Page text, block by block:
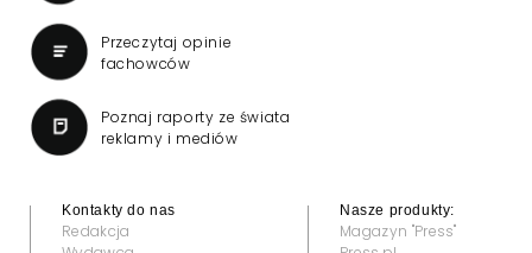
Przeczytaj opinie
fachowców
Poznaj raporty ze świata
reklamy i mediów
Kontakty do nas
Redakcja
Nasze produkty:
Magazyn "Press"